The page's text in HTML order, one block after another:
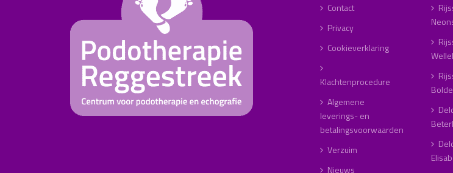
Contact
Privacy
Cookieverklaring
Klachtenprocedure
Algemene
leverings- en
betalingsvoorwaarden
Verzuim
Nieuws